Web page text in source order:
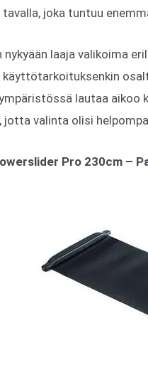
tavalla, joka tuntuu
nykyään laaja valikoima
käyttötarkoituksenkin
lautaa aikoo
jotta valinta olisi
Pro 230cm –